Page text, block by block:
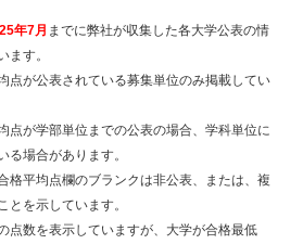
年7月 までに弊社が収集した各大学公表の情
ます。
点が公表されている募集単位のみ掲載してい
点が学部単位までの公表の場合、学科単位に
る場合があります。
格平均点欄のブランクは非公表、または、複
とを示しています。
点数を表示していますが、大学が合格最低